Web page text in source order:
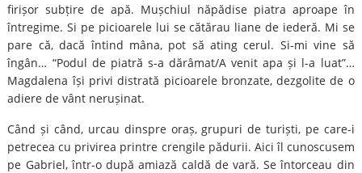
firișor subțire de apă. Mușchiul năpădise piatra aproape în
întregime. Si pe picioarele lui se cătărau liane de iederă. Mi se
pare că, dacă întind mâna, pot să ating cerul. Si-mi vine să
îngân… “Podul de piatră s-a dărâmat/A venit apa și l-a luat”…
Magdalena își privi distrată picioarele bronzate, dezgolite de o
adiere de vânt nerușinat.
Când și când, urcau dinspre oraș, grupuri de turiști, pe care-i
petrecea cu privirea printre crengile pădurii. Aici îl cunoscusem
pe Gabriel, într-o după amiază caldă de vară. Se întorceau din